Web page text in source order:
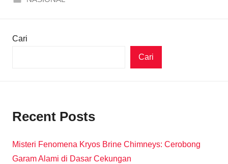
Cari
Cari
Recent Posts
Misteri Fenomena Kryos Brine Chimneys: Cerobong
Garam Alami di Dasar Cekungan